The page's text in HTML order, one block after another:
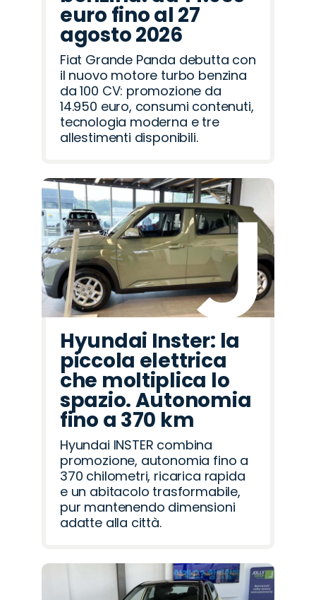
euro fino al 27
agosto 2026
Fiat Grande Panda debutta con
il nuovo motore turbo benzina
da 100 CV: promozione da
14.950 euro, consumi contenuti,
tecnologia moderna e tre
allestimenti disponibili.
Hyundai Inster: la
piccola elettrica
che moltiplica lo
spazio. Autonomia
fino a 370 km
Hyundai INSTER combina
promozione, autonomia fino a
370 chilometri, ricarica rapida
e un abitacolo trasformabile,
pur mantenendo dimensioni
adatte alla città.